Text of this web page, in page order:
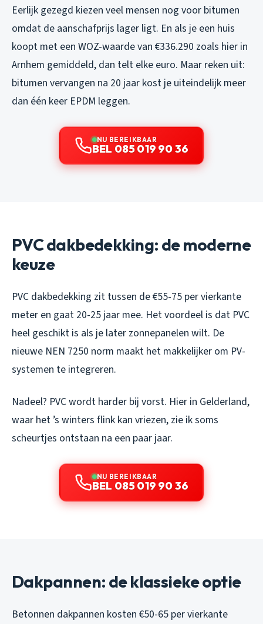
Eerlijk gezegd kiezen veel mensen nog voor bitumen
omdat de aanschafprijs lager ligt. En als je een huis
koopt met een WOZ-waarde van €336.290 zoals hier in
Arnhem gemiddeld, dan telt elke euro. Maar reken uit:
bitumen vervangen na 20 jaar kost je uiteindelijk meer
dan één keer EPDM leggen.
NU BEREIKBAAR
BEL 085 019 90 36
PVC dakbedekking: de moderne
keuze
PVC dakbedekking zit tussen de €55-75 per vierkante
meter en gaat 20-25 jaar mee. Het voordeel is dat PVC
heel geschikt is als je later zonnepanelen wilt. De
nieuwe NEN 7250 norm maakt het makkelijker om PV-
systemen te integreren.
Nadeel? PVC wordt harder bij vorst. Hier in Gelderland,
waar het ’s winters flink kan vriezen, zie ik soms
scheurtjes ontstaan na een paar jaar.
NU BEREIKBAAR
BEL 085 019 90 36
Dakpannen: de klassieke optie
Betonnen dakpannen kosten €50-65 per vierkante